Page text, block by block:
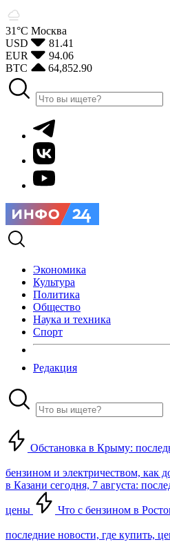
31°С Москва
USD
81.41
EUR
94.06
BTC
64,852.90
Экономика
Культура
Политика
Общество
Наука и техника
Спорт
Редакция
Обстановка в Крыму:
бензином и электричеством, как
в Казани сегодня, 7 августа:
цены Что с бензином в
последние новости, где купить,